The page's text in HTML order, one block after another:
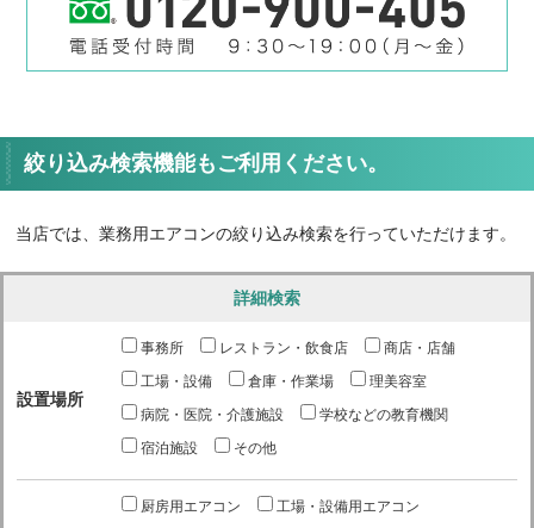
絞り込み検索機能もご利用ください。
当店では、業務用エアコンの絞り込み検索を行っていただけます。
詳細検索
設置場所
事務所 レストラン・飲食店
商店・店舗
工場・設備
倉庫・作業場
理美容室
病院・医院・介護施設
学校などの教育機関
宿泊施設
その他
厨房用エアコン 工場・設備用エアコン